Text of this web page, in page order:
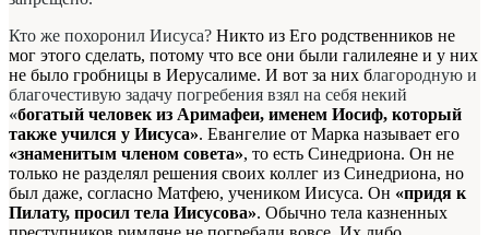
Кто же похоронил Иисуса? Никто из Его родственников не
мог этого сделать, потому что все они были галилеяне и у них
не было гробницы в Иерусалиме. И вот за них благородную и
благочестивую задачу погребения взял на себя некий
«богатый человек из Аримафеи, именем Иосиф, который
также учился у Иисуса». Евангелие от Марка называет его
«знаменитым членом совета», то есть Синедриона. Он не
только не разделял решения своих коллег из Синедриона, но
был даже, согласно Матфею, учеником Иисуса. Он «придя к
Пилату, просил тела Иисусова». Обычно тела казненных